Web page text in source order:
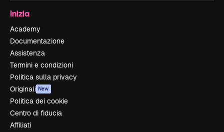
Inizia
Academy
Documentazione
Assistenza
Termini e condizioni
Politica sulla privacy
Originali New
Politica dei cookie
Centro di fiducia
Affiliati